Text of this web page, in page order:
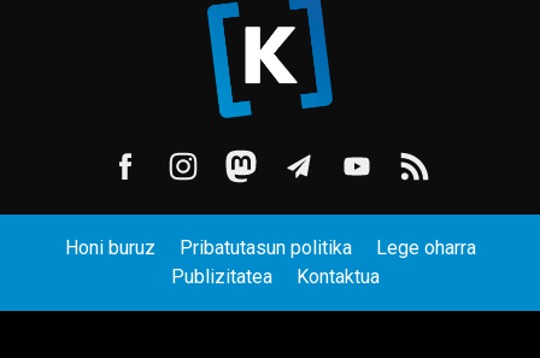
Honi buruz Pribatutasun politika
Lege oharra
Publizitatea
Kontaktua